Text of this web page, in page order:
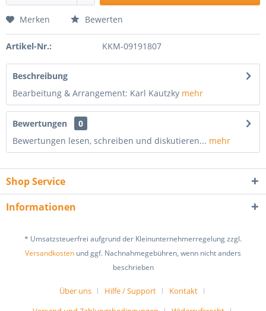
Merken Bewerten
Artikel-Nr.: KKM-09191807
Beschreibung
Bearbeitung & Arrangement: Karl Kautzky mehr
Bewertungen
0
Bewertungen lesen, schreiben und diskutieren... mehr
Shop Service
Informationen
* Umsatzsteuerfrei aufgrund der Kleinunternehmerregelung zzgl.
Versandkosten und ggf. Nachnahmegebühren, wenn nicht anders
beschrieben
Über uns Hilfe / Support
Kontakt